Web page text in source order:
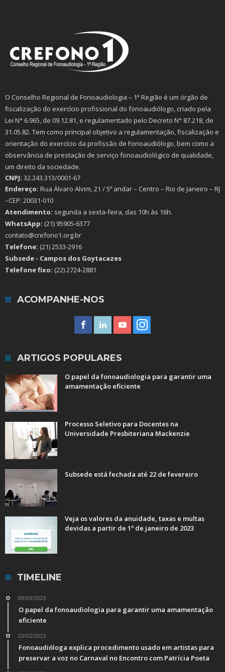
O Conselho Regional de Fonoaudiologia – 1ª Região é um órgão de
fiscalização do exercício profissional do fonoaudiólogo, criado pela
Lei N° 6.965, de 09.12.81, e regulamentado pelo Decreto N° 87.218, de
31.05.82. Tem como principal objetivo a regulamentação, fiscalização e
orientação do exercício da profissão de Fonoaudiólogo, bem como a
observância de prestação de serviço fonoaudiológico de qualidade,
um direito da sociedade.
CNPJ: 32.243.313/0001-67
Endereço: Rua Álvaro Alvim, 21 / 5º andar – Centro – Rio de Janeiro – RJ
–CEP: 20031-010
Atendimento: segunda a sexta-feira, das 10h às 16h.
WhatsApp: (21) 95905-6377
contato@crefono1.org.br
Telefone: (21) 2533-2916
Subsede - Campos dos Goytacazes
Telefone fixo: (22) 2724-2881
ACOMPANHE-NOS
ARTIGOS POPULARES
O papel da fonoaudiologia para garantir uma
amamentação eficiente
Processo Seletivo para Docentes na
Universidade Presbiteriana Mackenzie
Subsede está fechada até 22 de fevereiro
Veja os valores da anuidade, taxas e multas
devidas a partir de 1º de janeiro de 2023
TIMELINE
09/03/2023
O papel da fonoaudiologia para garantir uma amamentação
eficiente
23/02/2023
Fonoaudióloga explica procedimento usado em artistas para
preservar a voz no Carnaval no Encontro com Patrícia Poeta